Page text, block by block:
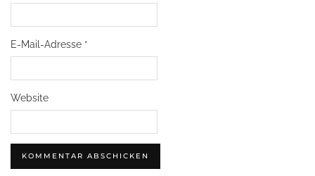
E-Mail-Adresse *
Website